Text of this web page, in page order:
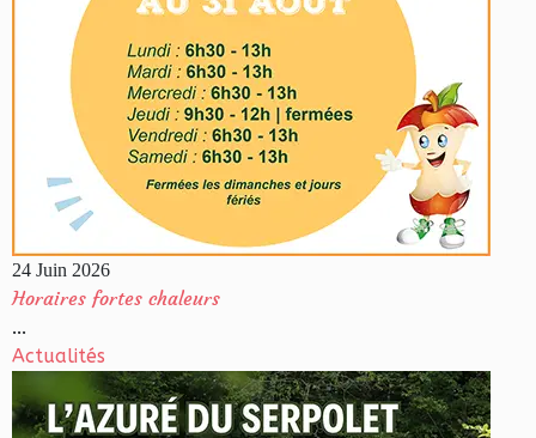
24 Juin 2026
Horaires fortes chaleurs
...
Actualités